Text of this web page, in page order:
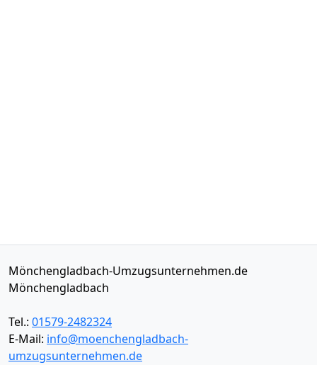
Mönchengladbach-Umzugsunternehmen.de
Mönchengladbach
Tel.: 01579-2482324
E-Mail: info@moenchengladbach-
umzugsunternehmen.de